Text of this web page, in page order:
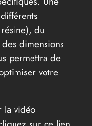
du
dimensions
permettra de
votre
la vidéo